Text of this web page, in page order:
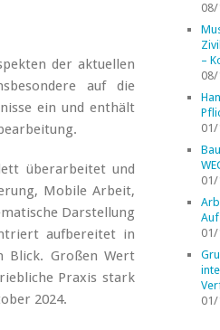
der aktuellen
auf die
ein und enthält
überarbeitet und
Mobile Arbeit,
Darstellung
aufbereitet in
Blick. Großen Wert
Praxis stark
2024.
–